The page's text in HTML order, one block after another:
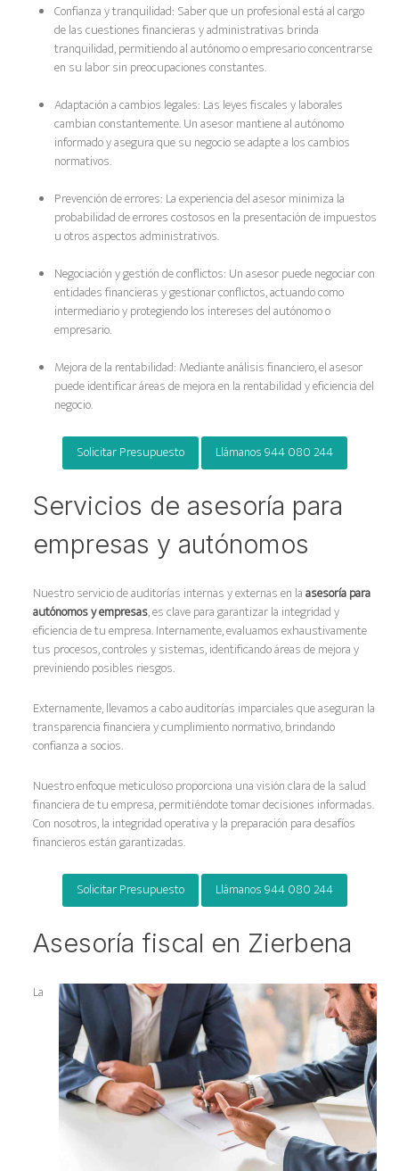
Confianza y tranquilidad: Saber que un profesional está al cargo
de las cuestiones financieras y administrativas brinda
tranquilidad, permitiendo al autónomo o empresario concentrarse
en su labor sin preocupaciones constantes.
Adaptación a cambios legales: Las leyes fiscales y laborales
cambian constantemente. Un asesor mantiene al autónomo
informado y asegura que su negocio se adapte a los cambios
normativos.
Prevención de errores: La experiencia del asesor minimiza la
probabilidad de errores costosos en la presentación de impuestos
u otros aspectos administrativos.
Negociación y gestión de conflictos: Un asesor puede negociar con
entidades financieras y gestionar conflictos, actuando como
intermediario y protegiendo los intereses del autónomo o
empresario.
Mejora de la rentabilidad: Mediante análisis financiero, el asesor
puede identificar áreas de mejora en la rentabilidad y eficiencia del
negocio.
Solicitar Presupuesto Llámanos 944 080 244
Servicios de asesoría para
empresas y autónomos
Nuestro servicio de auditorías internas y externas en laasesoría para
autónomos y empresas, es clave para garantizar la integridad y
eficiencia de tu empresa. Internamente, evaluamos exhaustivamente
tus procesos, controles y sistemas, identificando áreas de mejora y
previniendo posibles riesgos.
Externamente, llevamos a cabo auditorías imparciales que aseguran la
transparencia financiera y cumplimiento normativo, brindando
confianza a socios.
Nuestro enfoque meticuloso proporciona una visión clara de la salud
financiera de tu empresa, permitiéndote tomar decisiones informadas.
Con nosotros, la integridad operativa y la preparación para desafíos
financieros están garantizadas.
Solicitar Presupuesto Llámanos 944 080 244
Asesoría fiscal en Zierbena
La